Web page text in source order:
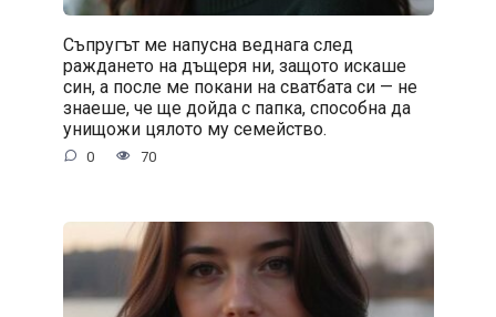
Съпругът ме напусна веднага след
раждането на дъщеря ни, защото искаше
син, а после ме покани на сватбата си — не
знаеше, че ще дойда с папка, способна да
унищожи цялото му семейство.
0 70